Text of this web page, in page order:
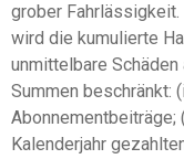
grober
wird die kumulierte
unmittelbare
Summen beschränkt:
Kalenderjahr